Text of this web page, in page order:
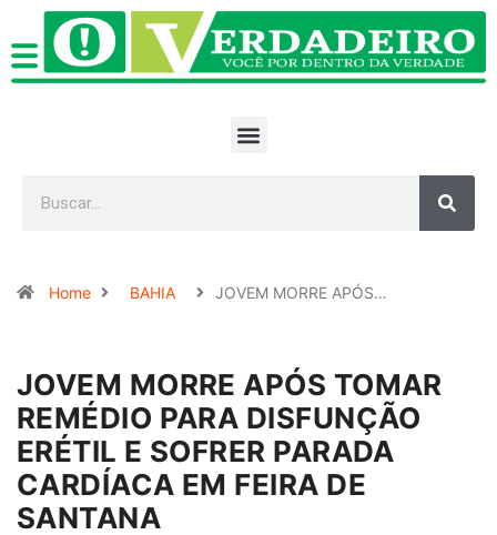
Home BAHIA JOVEM MORRE APÓS…
JOVEM MORRE APÓS TOMAR
REMÉDIO PARA DISFUNÇÃO
ERÉTIL E SOFRER PARADA
CARDÍACA EM FEIRA DE
SANTANA